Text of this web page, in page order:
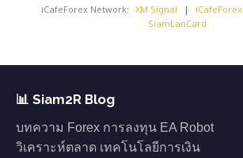
iCafeForex Network: XM Signal | iCafeForex
SiamLanCard
📊 Siam2R Blog
บทความ Forex การลงทุน EA Robot
วิเคราะห์ตลาด เทคโนโลยีการเงิน